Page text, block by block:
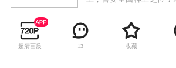
开苍天！
超清画质 13 收藏